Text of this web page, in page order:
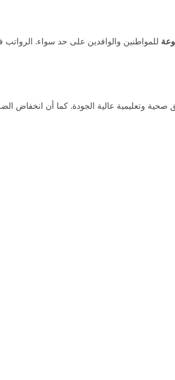
للمواطنين والوافدين على حد سواء.
صحية وتعليمية عالية الجودة. كما أن